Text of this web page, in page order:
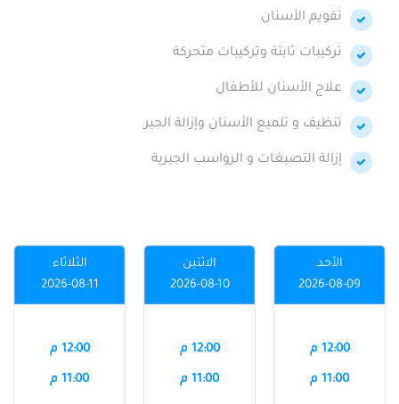
تقويم الأسنان
تركيبات ثابتة وتركيبات متحركة
علاج الأسنان للأطفال
تنظيف و تلميع الأسنان وإزالة الجير
إزالة التصبغات و الرواسب الجيرية
الأحد
2026-08-09
12:00 م
11:00 م
الاثنين
2026-08-10
12:00 م
11:00 م
الثلاثاء
2026-08-11
12:00 م
11:00 م